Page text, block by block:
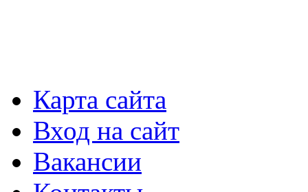
Карта сайта
Вход на сайт
Вакансии